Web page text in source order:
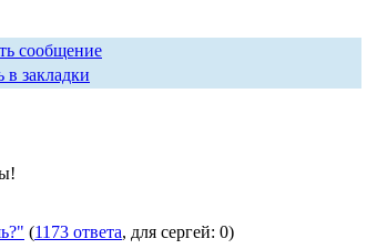
сообщение
в закладки
(1173 ответа, для сергей: 0)